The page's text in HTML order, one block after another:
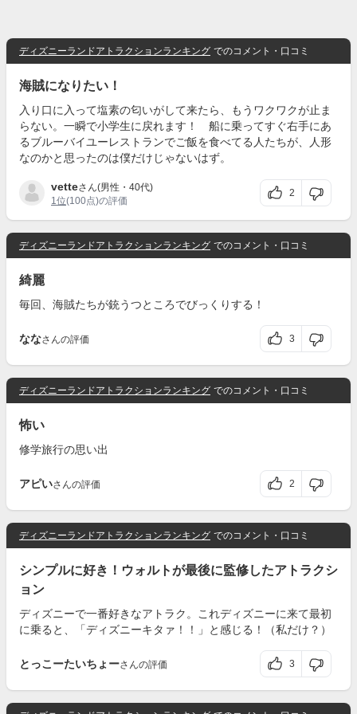
ディズニーランドアトラクションランキング でのコメント・口コミ
海賊になりたい！
入り口に入って塩素の匂いがして来たら、もうワクワクが止ま
らない。一瞬で小学生に戻れます！ 船に乗ってすぐ右手にあ
るブルーバイユーレストランでご飯を食べてる人たちが、人形
なのかと思ったのは僕だけじゃないはず。
vetteさん(男性・40代)
1位(100点)の評価
2
ディズニーランドアトラクションランキング でのコメント・口コミ
綺麗
毎回、海賊たちが銃うつところでびっくりする！
ななさんの評価 3
ディズニーランドアトラクションランキング でのコメント・口コミ
怖い
修学旅行の思い出
アピいさんの評価 2
ディズニーランドアトラクションランキング でのコメント・口コミ
シンプルに好き！ウォルトが最後に監修したアトラクシ
ョン
ディズニーで一番好きなアトラク。これディズニーに来て最初
に乗ると、「ディズニーキタァ！！」と感じる！（私だけ？）
とっこーたいちょーさんの評価 3